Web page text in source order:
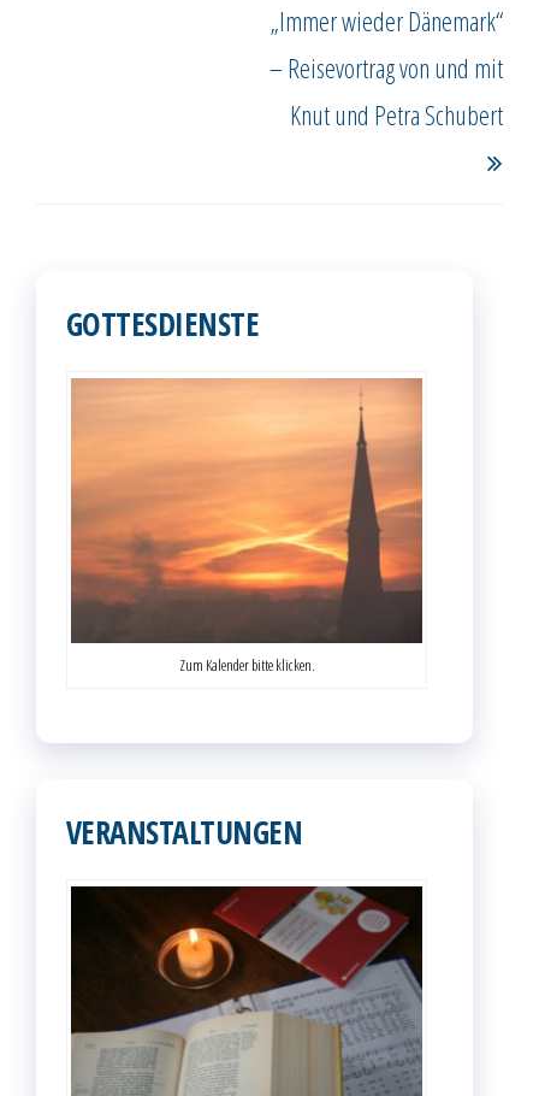
„Immer wieder Dänemark“
– Reisevortrag von und mit
Knut und Petra Schubert
GOTTESDIENSTE
Zum Kalender bitte klicken.
VERANSTALTUNGEN